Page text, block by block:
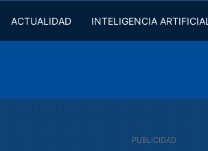
ACTUALIDAD INTELIGENCIA ARTIFICIAL